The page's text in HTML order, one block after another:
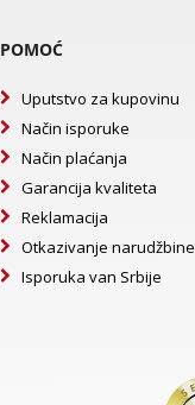
POMOĆ
Uputstvo za kupovinu
Način isporuke
Način plaćanja
Garancija kvaliteta
Reklamacija
Otkazivanje narudžbine
Isporuka van Srbije